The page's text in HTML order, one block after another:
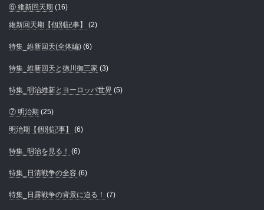
⑥ 維新回天期 (16)
維新回天期【個別記事】 (2)
特集_維新回天(全体編) (6)
特集_維新回天と徳川御三家 (3)
特集_明治維新とヨーロッパ世界 (5)
⑦ 明治期 (25)
明治期【個別記事】 (6)
特集_明治を見る！ (6)
特集_日清戦争の全容 (6)
特集_日露戦争の背景に迫る！ (7)